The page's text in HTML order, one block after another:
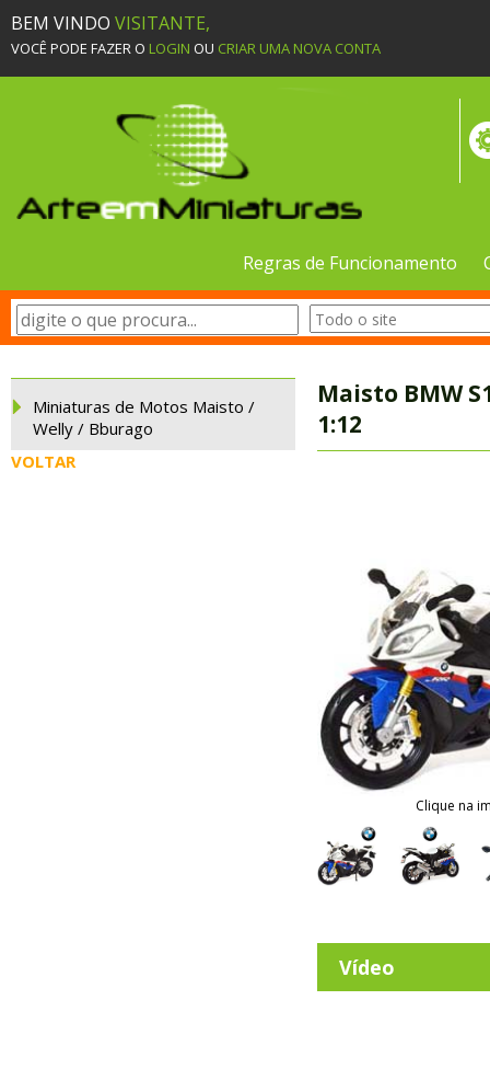
BEM VINDO VISITANTE,
VOCÊ PODE FAZER O LOGIN OU CRIAR UMA NOVA CONTA
Regras de Funcionamento
Miniaturas de Motos Maisto /
Welly / Bburago
VOLTAR
Maisto BMW
1:12
Clique na
Vídeo